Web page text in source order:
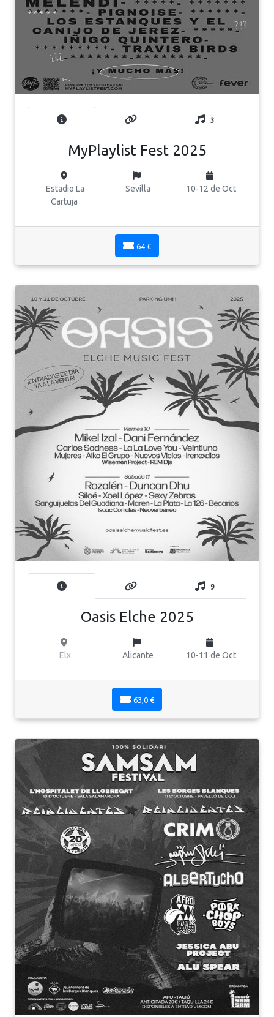
3
MyPlaylist Fest 2025
Estadio La
Cartuja
Sevilla 10-12 de Oct
64 €
9
Oasis Elche 2025
Elx Alicante 10-11 de Oct
63,0 €